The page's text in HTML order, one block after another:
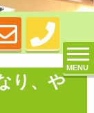
MENU
り、や